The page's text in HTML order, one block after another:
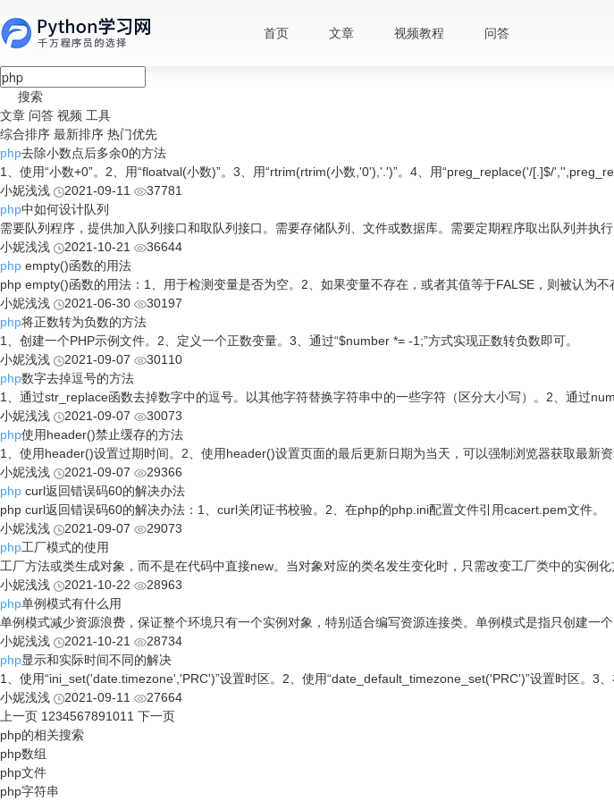
首页 文章 视频教程 问答
搜索
文章 问答 视频 工具
综合排序 最新排序 热门优先
php去除小数点后多余0的方法
1、使用“小数+0”。2、用“floatval(小数)”。​3、用“rtrim(rtrim(小数,'0'),'.')”。4、用“preg_replace('/[.]$/
小妮浅浅
2021-09-11
37781
php中如何设计队列
需要队列程序，提供加入队列接口和取队列接口。需要存储队列、文件或数据库。需要定期程序取出队列并执
小妮浅浅
2021-10-21
36644
php empty()函数的用法
php empty()函数的用法：1、用于检测变量是否为空。2、如果变量不存在，或者其值等于FALSE，则被认为
小妮浅浅
2021-06-30
30197
php将正数转为负数的方法
1、创建一个PHP示例文件。2、定义一个正数变量。3、通过“$number *= -1;”方式实现正数转负数即可。
小妮浅浅
2021-09-07
30110
php数字去掉逗号的方法
1、通过str_replace函数去掉数字中的逗号。以其他字符替换字符串中的一些字符（区分大小写）。2、通过
小妮浅浅
2021-09-07
30073
php使用header()禁止缓存的方法
1、使用header()设置过期时间。2、使用header()设置页面的最后更新日期为当天，可以强制浏览器获取最新
小妮浅浅
2021-09-07
29366
php curl返回错误码60的解决办法
php curl返回错误码60的解决办法：1、curl关闭证书校验。2、在php的php.ini配置文件引用cacert.pem文件。
小妮浅浅
2021-09-07
29073
php工厂模式的使用
工厂方法或类生成对象，而不是在代码中直接new。当对象对应的类名发生变化时，只需改变工厂类中的实例化
小妮浅浅
2021-10-22
28963
php单例模式有什么用
单例模式减少资源浪费，保证整个环境只有一个实例对象，特别适合编写资源连接类。单例模式是指只创建一
小妮浅浅
2021-10-21
28734
php显示和实际时间不同的解决
1、使用“ini_set('date.timezone','PRC')”设置时区。2、使用“date_default_timezone_set('PRC')”设置时区。3、
小妮浅浅
2021-09-11
27664
上一页 1234567891011 下一页
php的相关搜索
php数组
php文件
php字符串